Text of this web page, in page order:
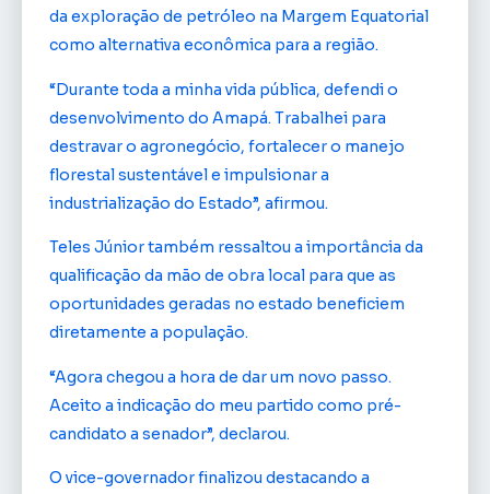
da exploração de petróleo na Margem Equatorial
como alternativa econômica para a região.
“Durante toda a minha vida pública, defendi o
desenvolvimento do Amapá. Trabalhei para
destravar o agronegócio, fortalecer o manejo
florestal sustentável e impulsionar a
industrialização do Estado”, afirmou.
Teles Júnior também ressaltou a importância da
qualificação da mão de obra local para que as
oportunidades geradas no estado beneficiem
diretamente a população.
“Agora chegou a hora de dar um novo passo.
Aceito a indicação do meu partido como pré-
candidato a senador”, declarou.
O vice-governador finalizou destacando a